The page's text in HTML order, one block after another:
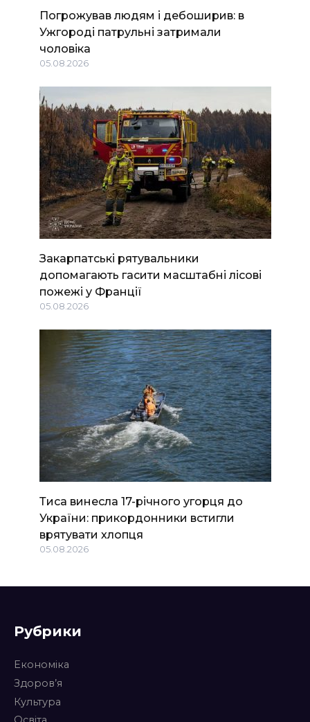
Погрожував людям і дебоширив: в
Ужгороді патрульні затримали
чоловіка
05.08.2026
Закарпатські рятувальники
допомагають гасити масштабні лісові
пожежі у Франції
05.08.2026
Тиса винесла 17-річного угорця до
України: прикордонники встигли
врятувати хлопця
05.08.2026
Рубрики
Економіка
Здоров’я
Культура